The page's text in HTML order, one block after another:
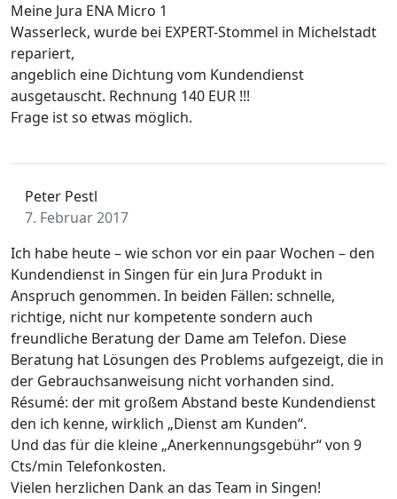
Meine Jura ENA Micro 1
Wasserleck, wurde bei EXPERT-Stommel in Michelstadt
repariert,
angeblich eine Dichtung vom Kundendienst
ausgetauscht. Rechnung 140 EUR !!!
Frage ist so etwas möglich.
Peter Pestl
7. Februar 2017
Ich habe heute – wie schon vor ein paar Wochen – den
Kundendienst in Singen für ein Jura Produkt in
Anspruch genommen. In beiden Fällen: schnelle,
richtige, nicht nur kompetente sondern auch
freundliche Beratung der Dame am Telefon. Diese
Beratung hat Lösungen des Problems aufgezeigt, die in
der Gebrauchsanweisung nicht vorhanden sind.
Résumé: der mit großem Abstand beste Kundendienst
den ich kenne, wirklich „Dienst am Kunden“.
Und das für die kleine „Anerkennungsgebühr“ von 9
Cts/min Telefonkosten.
Vielen herzlichen Dank an das Team in Singen!